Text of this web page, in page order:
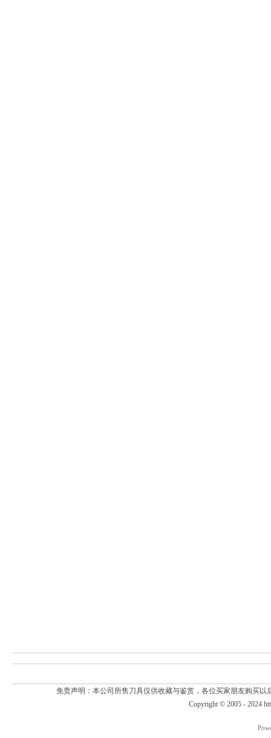
免责声明：本公司所售刀具仅供收藏与鉴赏，各位买家朋友购买
Copyright © 2005 - 2024